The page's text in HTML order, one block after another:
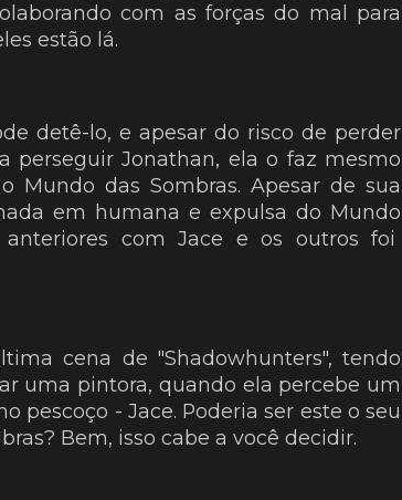
com as forças do mal para
estão lá.
detê-lo, e apesar do risco de perder
perseguir Jonathan, ela o faz mesmo
Mundo das Sombras. Apesar de sua
em humana e expulsa do Mundo
com Jace e os outros foi
cena de "Shadowhunters", tendo
uma pintora, quando ela percebe um
pescoço - Jace. Poderia ser este o seu
Bem, isso cabe a você decidir.